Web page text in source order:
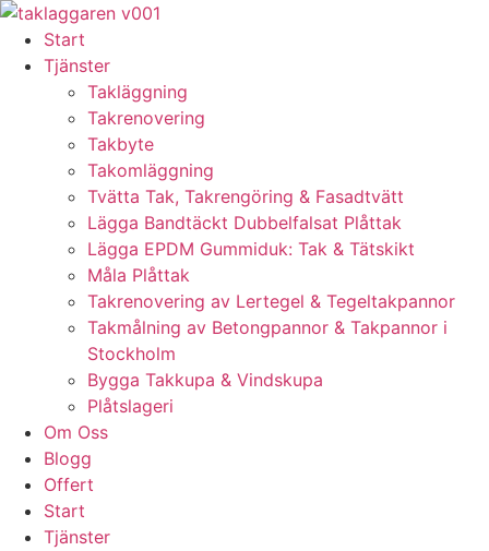
Skip
content
Start
Tjänster
Takläggning
Takrenovering
Takbyte
Takomläggning
Tvätta Tak, Takrengöring & Fasadtvätt
Lägga Bandtäckt Dubbelfalsat Plåttak
Lägga EPDM Gummiduk: Tak & Tätskikt
Måla Plåttak
Takrenovering av Lertegel & Tegeltakpannor
Takmålning av Betongpannor & Takpannor i
Stockholm
Bygga Takkupa & Vindskupa
Plåtslageri
Om Oss
Blogg
Offert
Start
Tjänster